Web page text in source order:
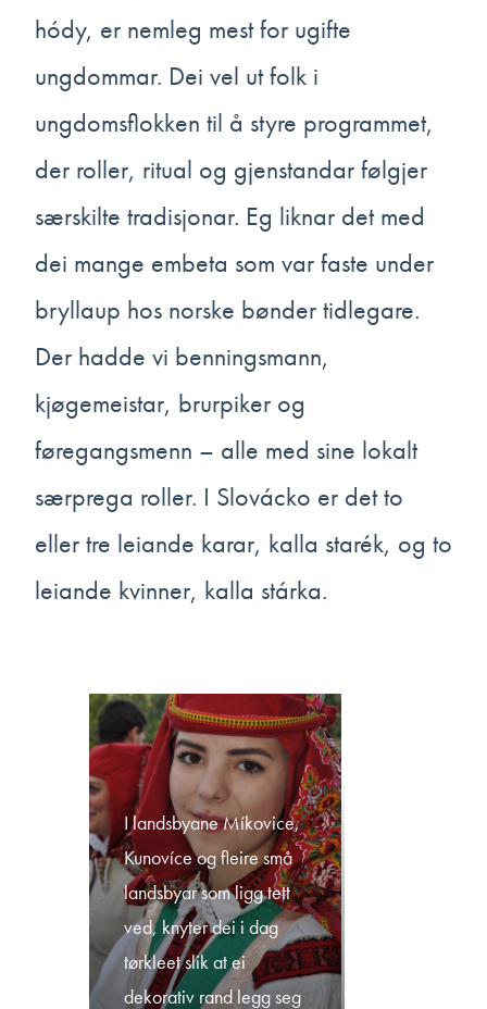
hódy, er nemleg mest for ugifte
ungdommar. Dei vel ut folk i
ungdomsflokken til å styre programmet,
der roller, ritual og gjenstandar følgjer
særskilte tradisjonar. Eg liknar det med
dei mange embeta som var faste under
bryllaup hos norske bønder tidlegare.
Der hadde vi benningsmann,
kjøgemeistar, brurpiker og
føregangsmenn – alle med sine lokalt
særprega roller. I Slovácko er det to
eller tre leiande karar, kalla starék, og to
leiande kvinner, kalla stárka.
I landsbyane Míkovice,
Kunovíce og fleire små
landsbyar som ligg tett
ved, knyter dei i dag
tørkleet slik at ei
dekorativ rand legg seg